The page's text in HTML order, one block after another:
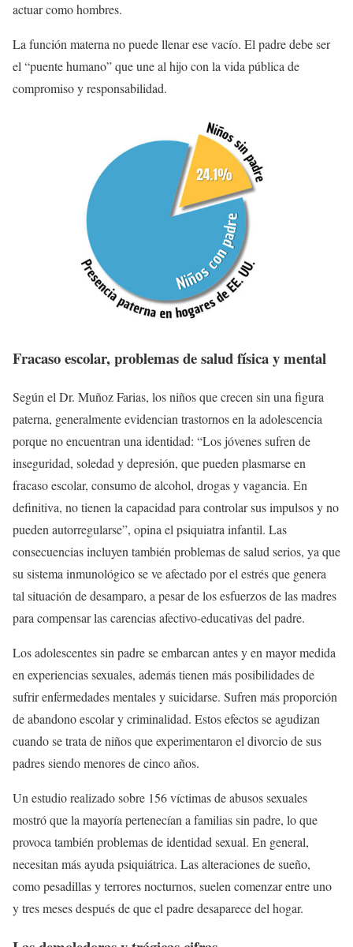
actuar como hombres.
La función materna no puede llenar ese vacío. El padre debe ser
el “puente humano” que une al hijo con la vida pública de
compromiso y responsabilidad.
Fracaso escolar, problemas de salud física y mental
Según el Dr. Muñoz Farias, los niños que crecen sin una figura
paterna, generalmente evidencian trastornos en la adolescencia
porque no encuentran una identidad: “Los jóvenes sufren de
inseguridad, soledad y depresión, que pueden plasmarse en
fracaso escolar, consumo de alcohol, drogas y vagancia. En
definitiva, no tienen la capacidad para controlar sus impulsos y no
pueden autorregularse”, opina el psiquiatra infantil. Las
consecuencias incluyen también problemas de salud serios, ya que
su sistema inmunológico se ve afectado por el estrés que genera
tal situación de desamparo, a pesar de los esfuerzos de las madres
para compensar las carencias afectivo-educativas del padre.
Los adolescentes sin padre se embarcan antes y en mayor medida
en experiencias sexuales, además tienen más posibilidades de
sufrir enfermedades mentales y suicidarse. Sufren más proporción
de abandono escolar y criminalidad. Estos efectos se agudizan
cuando se trata de niños que experimentaron el divorcio de sus
padres siendo menores de cinco años.
Un estudio realizado sobre 156 víctimas de abusos sexuales
mostró que la mayoría pertenecían a familias sin padre, lo que
provoca también problemas de identidad sexual. En general,
necesitan más ayuda psiquiátrica. Las alteraciones de sueño,
como pesadillas y terrores nocturnos, suelen comenzar entre uno
y tres meses después de que el padre desaparece del hogar.